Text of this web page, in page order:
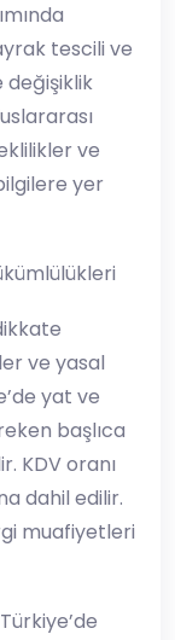
tescili ve
değişiklik
ve
yer
ve yasal
yat ve
başlıca
KDV oranı
dahil edilir.
muafiyetleri